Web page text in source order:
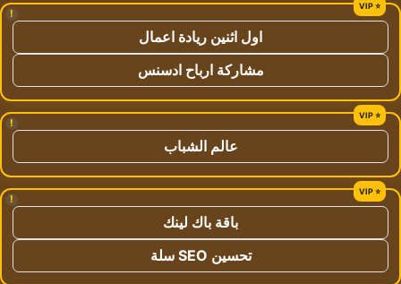
!
اول اثنين ريادة اعمال
مشاركة ارباح ادسنس
!
عالم الشباب
!
باقة باك لينك
تحسين SEO سلة